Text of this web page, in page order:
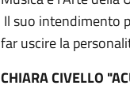
Il suo intendimento
far uscire la
CHIARA CIVELLO